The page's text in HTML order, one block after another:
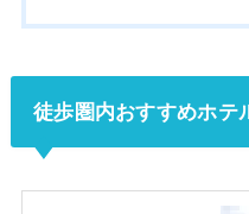
徒歩圏内おすすめホ